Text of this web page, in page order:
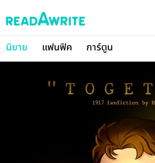
นิยาย แฟนฟิค การ์ตูน